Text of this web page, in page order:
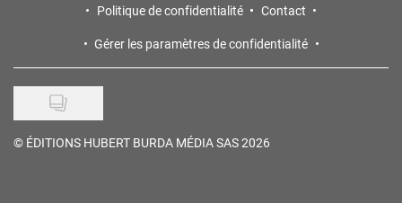
Politique de confidentialité
Contact
Gérer les paramètres de confidentialité
© ÉDITIONS HUBERT BURDA MÉDIA SAS 2026